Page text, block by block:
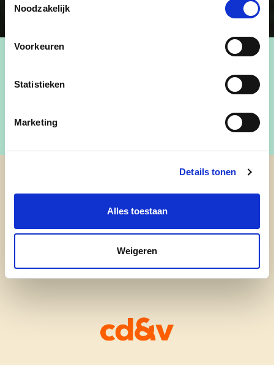
Noodzakelijk
Voorkeuren
Statistieken
Marketing
Details tonen
Alles toestaan
Weigeren
cd&v Hoegaarden